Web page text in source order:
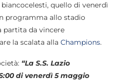
quello di venerdì
programma allo stadio
partita da vincere
la scalata alla Champions.
“La S.S. Lazio
di venerdì 5 maggio